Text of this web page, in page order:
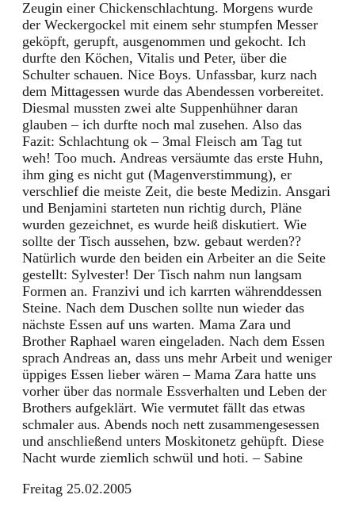
Zeugin einer Chickenschlachtung. Morgens wurde
der Weckergockel mit einem sehr stumpfen Messer
geköpft, gerupft, ausgenommen und gekocht. Ich
durfte den Köchen, Vitalis und Peter, über die
Schulter schauen. Nice Boys. Unfassbar, kurz nach
dem Mittagessen wurde das Abendessen vorbereitet.
Diesmal mussten zwei alte Suppenhühner daran
glauben – ich durfte noch mal zusehen. Also das
Fazit: Schlachtung ok – 3mal Fleisch am Tag tut
weh! Too much. Andreas versäumte das erste Huhn,
ihm ging es nicht gut (Magenverstimmung), er
verschlief die meiste Zeit, die beste Medizin. Ansgari
und Benjamini starteten nun richtig durch, Pläne
wurden gezeichnet, es wurde heiß diskutiert. Wie
sollte der Tisch aussehen, bzw. gebaut werden??
Natürlich wurde den beiden ein Arbeiter an die Seite
gestellt: Sylvester! Der Tisch nahm nun langsam
Formen an. Franzivi und ich karrten währenddessen
Steine. Nach dem Duschen sollte nun wieder das
nächste Essen auf uns warten. Mama Zara und
Brother Raphael waren eingeladen. Nach dem Essen
sprach Andreas an, dass uns mehr Arbeit und weniger
üppiges Essen lieber wären – Mama Zara hatte uns
vorher über das normale Essverhalten und Leben der
Brothers aufgeklärt. Wie vermutet fällt das etwas
schmaler aus. Abends noch nett zusammengesessen
und anschließend unters Moskitonetz gehüpft. Diese
Nacht wurde ziemlich schwül und hoti. – Sabine
Freitag 25.02.2005